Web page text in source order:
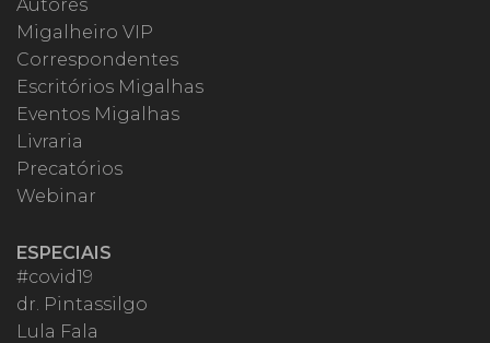
Autores
Migalheiro VIP
Correspondentes
Escritórios Migalhas
Eventos Migalhas
Livraria
Precatórios
Webinar
ESPECIAIS
#covid19
dr. Pintassilgo
Lula Fala